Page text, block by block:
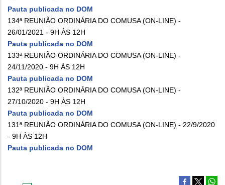
Pauta publicada no DOM
134ª REUNIÃO ORDINÁRIA DO COMUSA (ON-LINE) -
26/01/2021 - 9H ÀS 12H
Pauta publicada no DOM
133ª REUNIÃO ORDINÁRIA DO COMUSA (ON-LINE) -
24/11/2020 - 9H ÀS 12H
Pauta publicada no DOM
132ª REUNIÃO ORDINÁRIA DO COMUSA (ON-LINE) -
27/10/2020 - 9H ÀS 12H
Pauta publicada no DOM
131ª REUNIÃO ORDINÁRIA DO COMUSA (ON-LINE) - 22/9/2020
- 9H ÀS 12H
Pauta publicada no DOM